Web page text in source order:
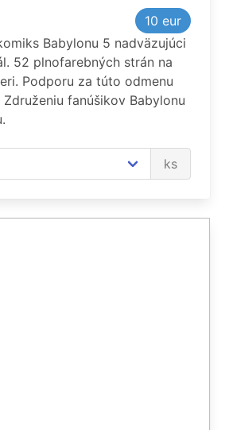
10 eur
Babylonu 5 nadväzujúci
52 plnofarebných strán na
Podporu za túto odmenu
fanúšikov Babylonu
ks